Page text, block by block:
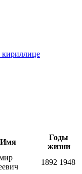
кириллице
Имя
Годы
жизни
1892 1948